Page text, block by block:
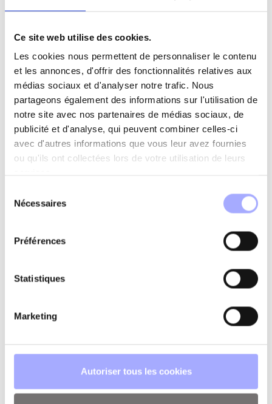
Ce site web utilise des cookies.
Les cookies nous permettent de personnaliser le contenu
et les annonces, d'offrir des fonctionnalités relatives aux
médias sociaux et d'analyser notre trafic. Nous
partageons également des informations sur l'utilisation de
notre site avec nos partenaires de médias sociaux, de
publicité et d'analyse, qui peuvent combiner celles-ci
avec d'autres informations que vous leur avez fournies
ou qu'ils ont collectées lors de votre utilisation de leurs
Nécessaires
Préférences
Statistiques
Marketing
Autoriser tous les cookies
SPECTRA : UNE SOLUTION INTELLIGENTE À LA GESTION